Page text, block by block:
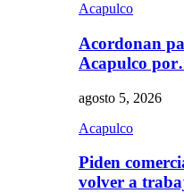
Acapulco
Acordonan
Acapulco
agosto 5, 2026
Acapulco
Piden
volver a